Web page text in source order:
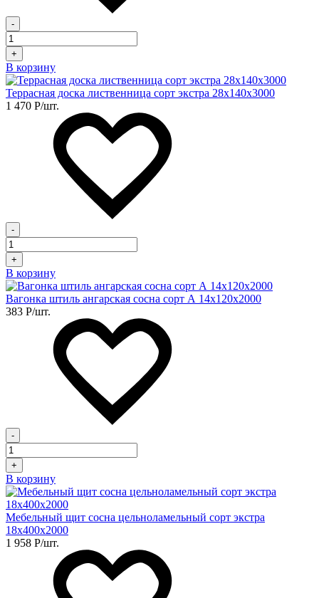
-
+
В корзину
Террасная доска лиственница сорт экстра 28х140х3000
1 470 Р/шт.
-
+
В корзину
Вагонка штиль ангарская сосна сорт А 14х120х2000
383 Р/шт.
-
+
В корзину
Мебельный щит сосна цельноламельный сорт экстра
18х400х2000
1 958 Р/шт.